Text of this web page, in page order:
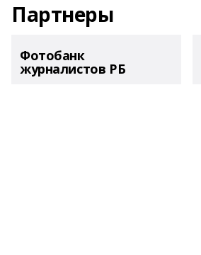
Партнеры
Фотобанк
журналистов РБ